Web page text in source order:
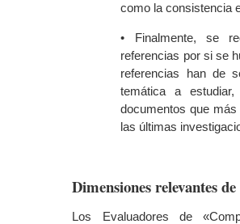
como la consistencia
• Finalmente, se
referencias por si se
referencias han de
temática a
documentos que
las últimas
Dimensiones relevantes
Los Evaluadores de